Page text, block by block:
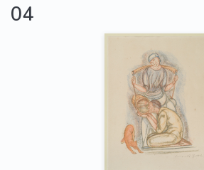
04